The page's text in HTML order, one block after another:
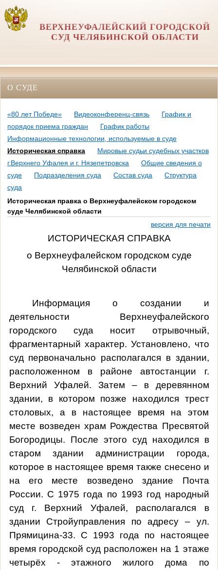
ВЕРХНЕУФАЛЕЙСКИЙ ГОРОДСКОЙ
СУД ЧЕЛЯБИНСКОЙ ОБЛАСТИ
О СУДЕ
«80 лет Победе» Видеоконференц-связь
График и
порядок приема граждан
График работы
Информационные технологии, используемые в суде
Историческая справка
Мировые судьи судебных участков
г.Верхнего Уфалея и г. Нязепетровска
Общие сведения о
суде
Подразделения суда Состав суда
Структура
суда
Историческая правка о Верхнеуфалейском городском
суде Челябинской области
версия для печати
ИСТОРИЧЕСКАЯ СПРАВКА
о Верхнеуфалейском городском суде
Челябинской области
Информация о создании и
деятельности Верхнеуфалейского
городского суда носит отрывочный,
фрагментарный характер. Установлено, что
суд первоначально располагался в здании,
расположенном в районе автостанции г.
Верхний Уфалей. Затем – в деревянном
здании, в котором позже находился трест
столовых, а в настоящее время на этом
месте возведен храм Рождества Пресвятой
Богородицы. После этого суд находился в
старом здании администрации города,
которое в настоящее время также снесено и
на его месте возведено здание Почта
России. С 1975 года по 1993 год народный
суд г. Верхний Уфалей, располагался в
здании Стройуправления по адресу – ул.
Прямицина-33. С 1993 года по настоящее
время городской суд расположен на 1 этаже
четырёх - этажного жилого дома по